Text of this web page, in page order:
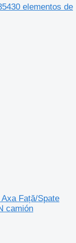
elementos de
Față/Spate
camión